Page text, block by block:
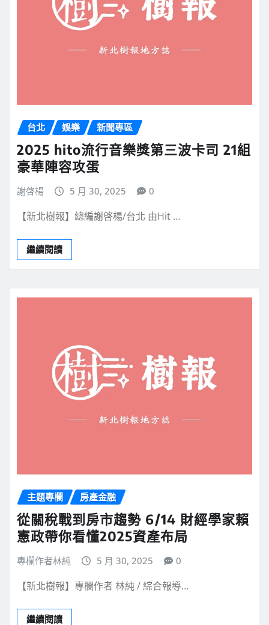
台北 娛樂 新聞專區
2025 hito流行音樂獎第三波卡司 21組
豪華陣容攻蛋
謝啓楊 5 月 30, 2025 0
【新北樹報】總編謝啓楊/台北 由Hit …
繼續閱讀
主題專欄 房產金融
從關稅戰到房市趨勢 6/14 財經學家賴
憲政帶你看懂2025資產布局
專欄作者林純 5 月 30, 2025 0
【新北樹報】專欄作者 林純 / 綜合報導…
繼續閱讀